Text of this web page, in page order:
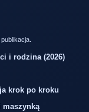
i rodzina (2026)
krok po kroku
maszynką